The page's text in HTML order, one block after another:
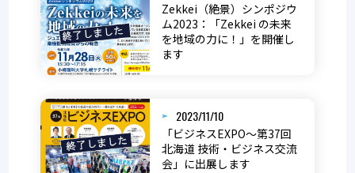
Zekkei（絶景）シンポジウ
ム2023：「Zekkei の未来
を地域の力に！」を開催し
ます
2023/11/10
「ビジネスEXPO～第37回
北海道 技術・ビジネス交流
会」に出展します